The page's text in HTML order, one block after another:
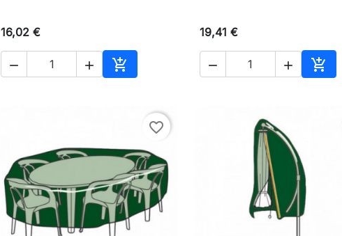
16,02 €
  
Ajouter au panier
19,41 €
  
favorite_border